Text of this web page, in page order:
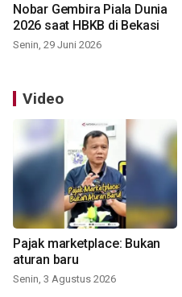
Nobar Gembira Piala Dunia
2026 saat HBKB di Bekasi
Senin, 29 Juni 2026
Video
Pajak marketplace: Bukan
aturan baru
Senin, 3 Agustus 2026